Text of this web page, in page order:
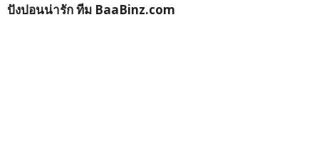
ปังปอนน่ารัก ทีม BaaBinz.com